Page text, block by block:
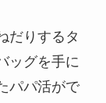
だりするタ
ッグを手に
パパ活がで